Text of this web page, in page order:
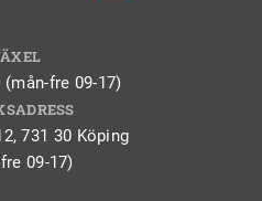
(mån-fre 09-17)
731 30 Köping
09-17)